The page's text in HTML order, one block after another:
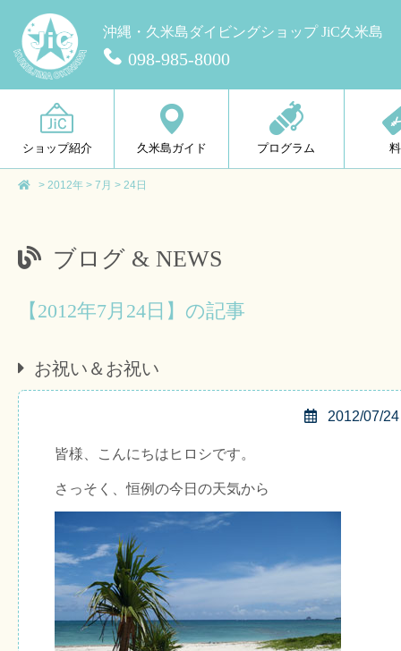
沖縄・久米島ダイビングショップ JiC久米島
098-985-8000
ショップ紹介 久米島ガイド プログラム
> 2012年 > 7月 > 24日
ブログ & NEWS
【2012年7月24日】の記事
お祝い＆お祝い
2012/07/24
皆様、こんにちはヒロシです。
さっそく、恒例の今日の天気から